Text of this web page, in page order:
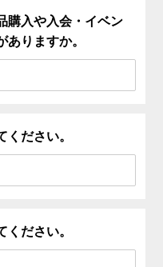
購入や入会・イベン
ありますか。
ください。
ください。